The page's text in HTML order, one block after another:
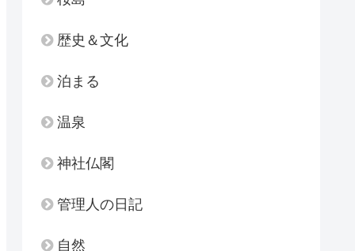
歴史＆文化
泊まる
温泉
神社仏閣
管理人の日記
自然